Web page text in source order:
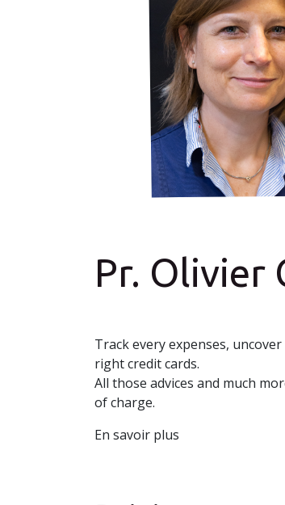
Pr. Olivier
Track every expenses,
right credit cards.
All those advices and much
of charge.
En savoir plus